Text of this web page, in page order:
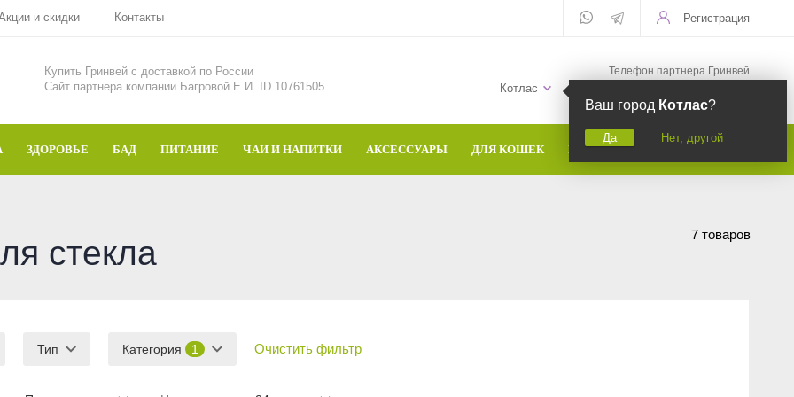
и скидки Контакты Регистрация
Купить Гринвей c доставкой по России
Сайт партнера компании Багровой Е.И. ID 10761505
Котлас
Ваш город Котлас?
Да Нет, другой
Телефон партнера Гринвей
ЗДОРОВЬЕ БАД ПИТАНИЕ ЧАИ И НАПИТКИ АКСЕССУАРЫ ДЛЯ КОШЕК БРЕНДЫ
7 товаров
стекла
Тип Категория 1 Очистить фильтр